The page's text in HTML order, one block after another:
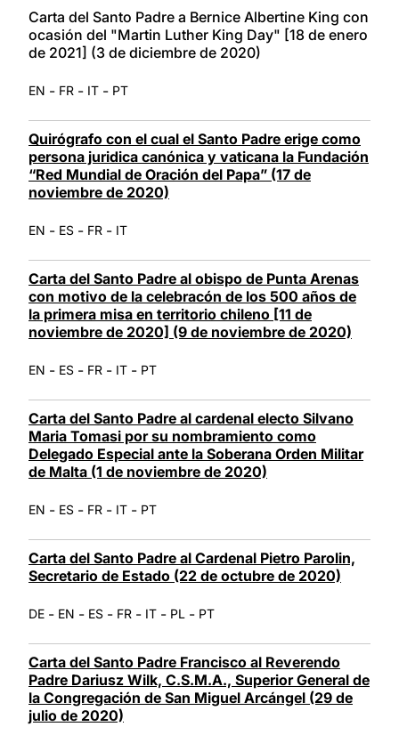
Carta del Santo Padre a Bernice Albertine King con
ocasión del "Martin Luther King Day" [18 de enero
de 2021] (3 de diciembre de 2020)
EN - FR - IT - PT
Quirógrafo con el cual el Santo Padre erige como
persona juridica canónica y vaticana la Fundación
“Red Mundial de Oración del Papa” (17 de
noviembre de 2020)
EN - ES - FR - IT
Carta del Santo Padre al obispo de Punta Arenas
con motivo de la celebracón de los 500 años de
la primera misa en territorio chileno [11 de
noviembre de 2020] (9 de noviembre de 2020)
EN - ES - FR - IT - PT
Carta del Santo Padre al cardenal electo Silvano
Maria Tomasi por su nombramiento como
Delegado Especial ante la Soberana Orden Militar
de Malta (1 de noviembre de 2020)
EN - ES - FR - IT - PT
Carta del Santo Padre al Cardenal Pietro Parolin,
Secretario de Estado (22 de octubre de 2020)
DE - EN - ES - FR - IT - PL - PT
Carta del Santo Padre Francisco al Reverendo
Padre Dariusz Wilk, C.S.M.A., Superior General de
la Congregación de San Miguel Arcángel (29 de
julio de 2020)